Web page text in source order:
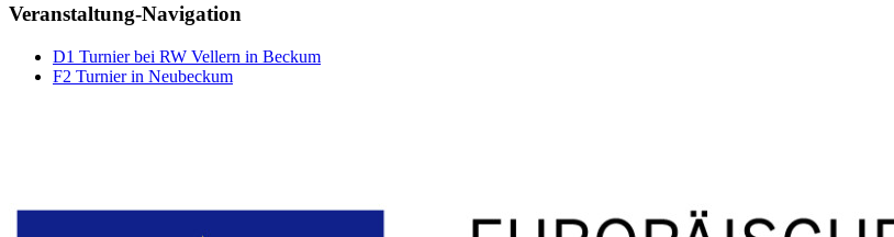
Veranstaltung-Navigation
D1 Turnier bei RW Vellern in Beckum
F2 Turnier in Neubeckum